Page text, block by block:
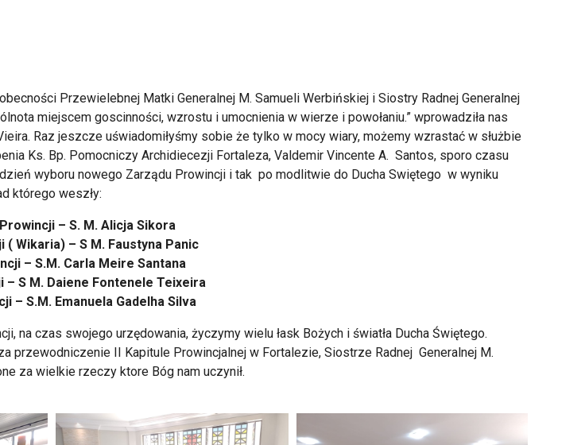
Przewielebnej Matki Generalnej M. Samueli Werbińskiej i Siostry Radnej Generalnej
miejscem goscinności, wzrostu i umocnienia w wierze i powołaniu.” wprowadziła nas
Raz jeszcze uświadomiłyśmy sobie że tylko w mocy wiary, możemy wzrastać w służbie
Ks. Bp. Pomocniczy Archidiecezji Fortaleza, Valdemir Vincente A. Santos, sporo czasu
wyboru nowego Zarządu Prowincji i tak po modlitwie do Ducha Swiętego w wyniku
którego weszły:
– S. M. Alicja Sikora
( Wikaria) – S M. Faustyna Panic
– S.M. Carla Meire Santana
– S M. Daiene Fontenele Teixeira
– S.M. Emanuela Gadelha Silva
na czas swojego urzędowania, życzymy wielu łask Bożych i światła Ducha Świętego.
przewodniczenie II Kapitule Prowincjalnej w Fortalezie, Siostrze Radnej Generalnej M.
za wielkie rzeczy ktore Bóg nam uczynił.